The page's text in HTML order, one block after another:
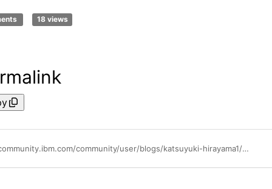
18 views
https://community.ibm.com/community/user/blogs/katsuyuki-hirayama1/2025/04/15/pls-log-in-data-security-japan